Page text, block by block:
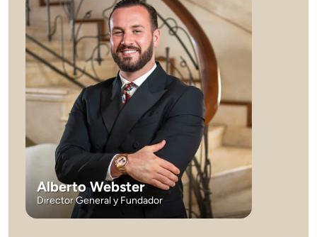
Alberto Webster
Director General y Fundador